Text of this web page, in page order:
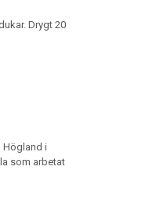
Drygt 20
Högland i
som arbetat